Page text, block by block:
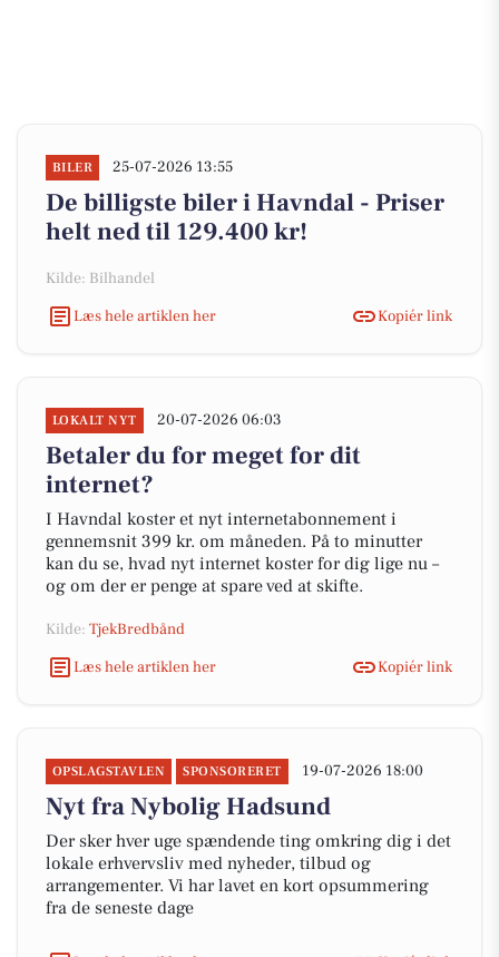
BILER 25-07-2026 13:55
De billigste biler i Havndal - Priser
helt ned til 129.400 kr!
Kilde: Bilhandel
Læs hele artiklen her
Kopiér link
LOKALT NYT 20-07-2026 06:03
Betaler du for meget for dit
internet?
I Havndal koster et nyt internetabonnement i
gennemsnit 399 kr. om måneden. På to minutter
kan du se, hvad nyt internet koster for dig lige nu –
og om der er penge at spare ved at skifte.
Kilde: TjekBredbånd
Læs hele artiklen her
Kopiér link
OPSLAGSTAVLEN SPONSORERET 19-07-2026 18:00
Nyt fra Nybolig Hadsund
Der sker hver uge spændende ting omkring dig i det
lokale erhvervsliv med nyheder, tilbud og
arrangementer. Vi har lavet en kort opsummering
fra de seneste dage